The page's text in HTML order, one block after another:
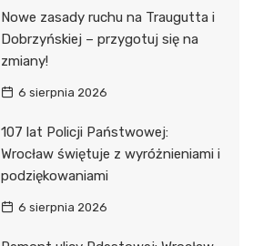
Nowe zasady ruchu na Traugutta i
Dobrzyńskiej – przygotuj się na
zmiany!
6 sierpnia 2026
107 lat Policji Państwowej:
Wrocław świętuje z wyróżnieniami i
podziękowaniami
6 sierpnia 2026